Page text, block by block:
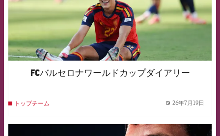
FCバルセロナワールドカップダイアリー
トップチーム 26年7月19日
FCB Barcelona badge